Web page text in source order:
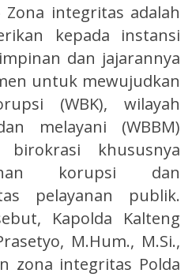
Zona integritas adalah
kepada instansi
dan jajarannya
untuk mewujudkan
(WBK), wilayah
melayani (WBBM)
khususnya
korupsi dan
pelayanan publik.
Kapolda Kalteng
M.Hum., M.Si.,
zona integritas Polda